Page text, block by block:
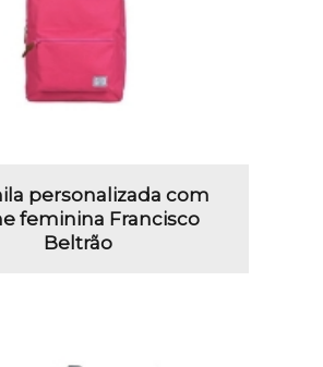
personalizada com
feminina Francisco
Beltrão